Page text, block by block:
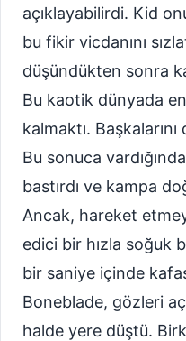
açıklayabilirdi. Kid
bu fikir vicdanını
düşündükten sonra
Bu kaotik dünyada
kalmaktı.
Bu sonuca
bastırdı ve kampa
Ancak, hareket
edici bir hızla soğuk
bir saniye içinde
Boneblade, gözleri
halde yere düştü.